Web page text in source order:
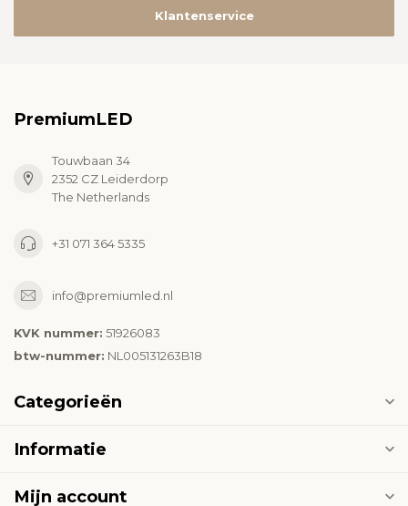
Klantenservice
PremiumLED
Touwbaan 34
2352 CZ Leiderdorp
The Netherlands
+31 071 364 5335
info@premiumled.nl
KVK nummer: 51926083
btw-nummer: NL005131263B18
Categorieën
Informatie
Mijn account